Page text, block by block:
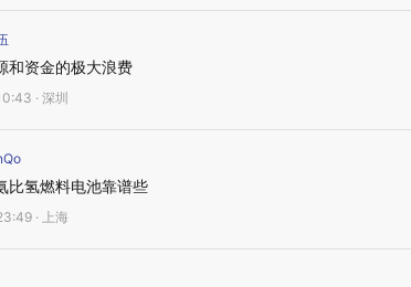
和资金的极大浪费
· 深圳
比氢燃料电池靠谱些
· 上海